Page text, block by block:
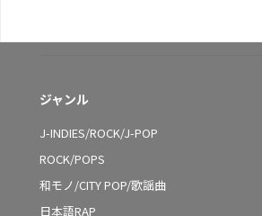
ジャンル
J-INDIES/ROCK/J-POP
ROCK/POPS
和モノ/CITY POP/歌謡曲
日本語RAP